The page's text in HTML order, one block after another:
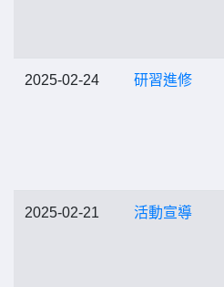
2025-02-24 研習進修
2025-02-21 活動宣導